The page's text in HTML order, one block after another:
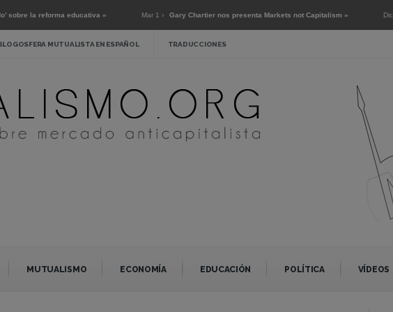
educativa » Mar 1 › Gary Chartier nos presenta Markets not Capitalism » Dic 2 ›
MUTUALISTA EN ESPAÑOL TRADUCCIONES
MUTUALISMO ECONOMÍA EDUCACIÓN POLÍTICA VÍDEOS